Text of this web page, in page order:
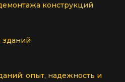
конструкций
зданий
опыт, надежность и